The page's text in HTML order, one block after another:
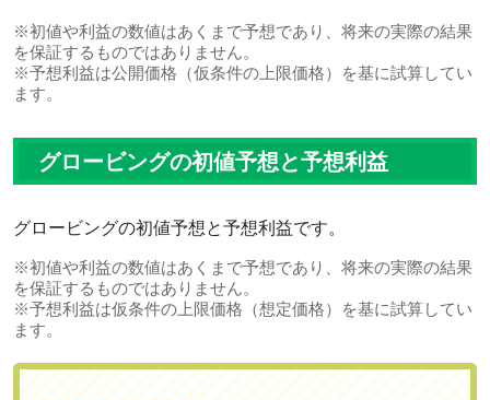
※初値や利益の数値はあくまで予想であり、将来の実際の結果
を保証するものではありません。
※予想利益は公開価格（仮条件の上限価格）を基に試算してい
ます。
グロービングの初値予想と予想利益
グロービングの初値予想と予想利益です。
※初値や利益の数値はあくまで予想であり、将来の実際の結果
を保証するものではありません。
※予想利益は仮条件の上限価格（想定価格）を基に試算してい
ます。